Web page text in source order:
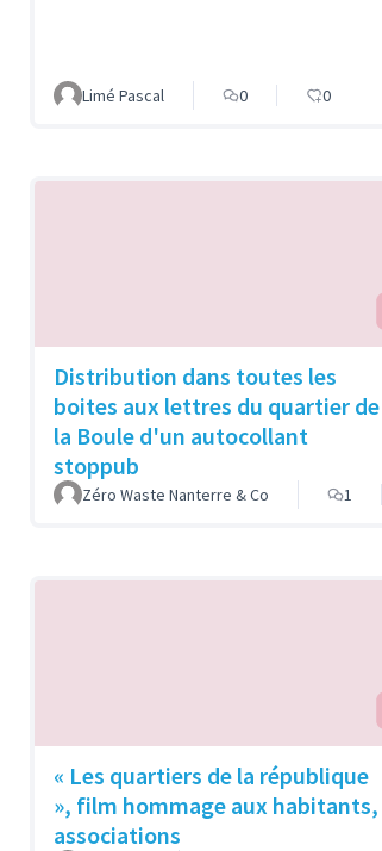
Limé Pascal 0 0
Distribution dans toutes les
boites aux lettres du quartier de
la Boule d'un autocollant
stoppub
Zéro Waste Nanterre & Co 1
« Les quartiers de la république
», film hommage aux habitants,
associations